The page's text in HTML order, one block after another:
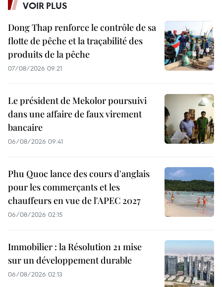
VOIR PLUS
Dong Thap renforce le contrôle de sa
flotte de pêche et la traçabilité des
produits de la pêche
07/08/2026 09:21
Le président de Mekolor poursuivi
dans une affaire de faux virement
bancaire
06/08/2026 09:41
Phu Quoc lance des cours d'anglais
pour les commerçants et les
chauffeurs en vue de l'APEC 2027
06/08/2026 02:15
Immobilier : la Résolution 21 mise
sur un développement durable
06/08/2026 02:13